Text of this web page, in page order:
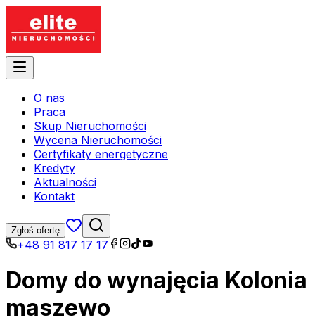
O nas
Praca
Skup Nieruchomości
Wycena Nieruchomości
Certyfikaty energetyczne
Kredyty
Aktualności
Kontakt
Zgłoś ofertę
+48 91 817 17 17
Domy do wynajęcia Kolonia
maszewo